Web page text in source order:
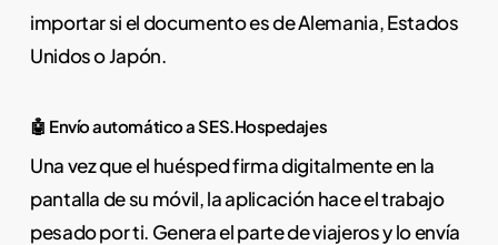
importar si el documento es de Alemania, Estados
Unidos o Japón.
🤖 Envío automático a SES.Hospedajes
Una vez que el huésped firma digitalmente en la
pantalla de su móvil, la aplicación hace el trabajo
pesado por ti. Genera el parte de viajeros y lo envía